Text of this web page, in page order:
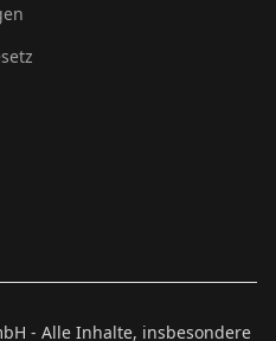
- Alle Inhalte, insbesondere